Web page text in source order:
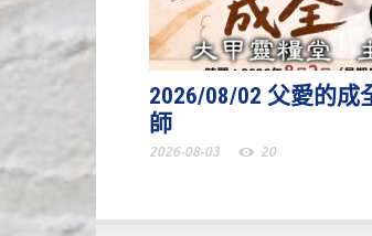
2026/08/02 父愛的成
師
2026-08-03 20